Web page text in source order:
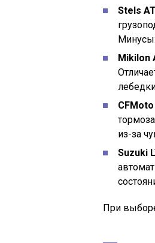
Stels
Mikilon
из-за
Suzuki
При